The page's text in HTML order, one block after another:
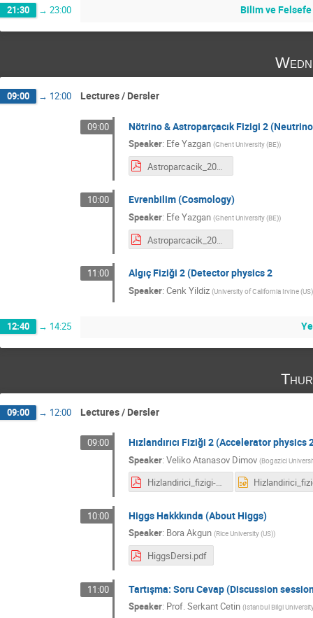
21:30 → 23:00 Bilim ve
09:00 → 12:00 Lectures / Dersler
09:00 Nötrino & Astroparçacık Fizigi 2
Speaker: Efe Yazgan (Ghent University (BE))
Astroparcacik_2017_bolum1.pdf
10:00 Evrenbilim (Cosmology)
Speaker: Efe Yazgan (Ghent University (BE))
Astroparcacik_2017_bolum2.pdf
11:00 Algıç Fiziği 2 (Detector physics 2
Speaker: Cenk Yildiz (University of California Irvine (US)
12:40 → 14:25
09:00 → 12:00 Lectures / Dersler
09:00 Hızlandırıcı Fiziği 2 (Accelerator physics
Speaker: Veliko Atanasov Dimov (Bogazici
Hizlandirici_fizigi-2_TTP7.pdf
10:00 Higgs Hakkkında (About Higgs)
Speaker: Bora Akgun (Rice University (US))
HiggsDersi.pdf
11:00 Tartışma: Soru Cevap (Discussion
Speaker: Prof.Serkant Cetin (Istanbul Bilgi